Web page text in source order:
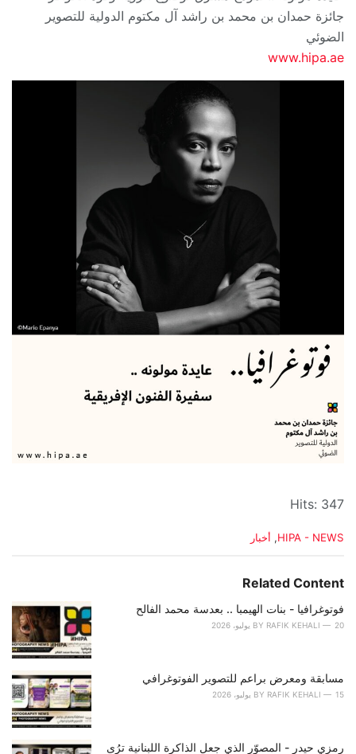
جائزة حمدان بن محمد بن راشد آل مكتوم الدولية للتصوير
الضوئي
www.hipa.ae
Hits: 347
C
e
o
r
:
HIPA - NEWS
, أخبار
Related Content
فوتوغرافيا - بنات الهيمبا .. بعدسة محمد الفالح
BY RAFIK KEHALI 20 يوليو، 2026
مسابقة ومعرض براعم للتصوير الفوتوغرافي
BY RAFIK KEHALI 15 يوليو، 2026
رمزي حيدر - المصوّر الذي جعل الذاكرة اللبنانية ترُى